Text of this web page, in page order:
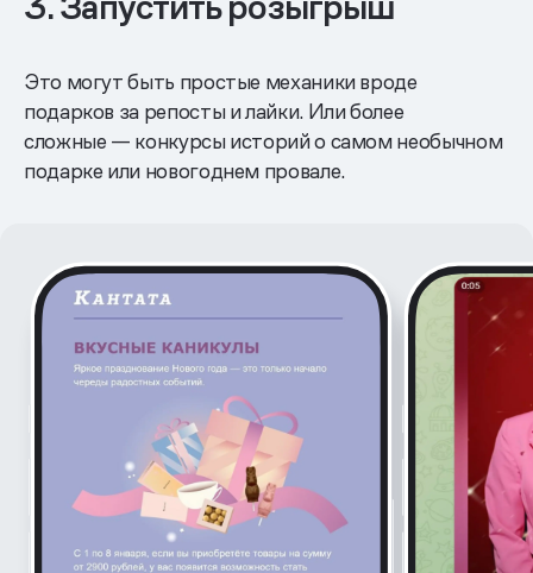
Это могут быть простые механики вроде
подарков за репосты и лайки. Или более
сложные — конкурсы историй о самом необычном
подарке или новогоднем провале.